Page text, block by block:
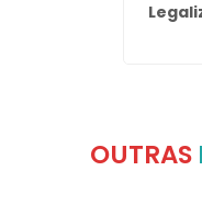
OUTRAS